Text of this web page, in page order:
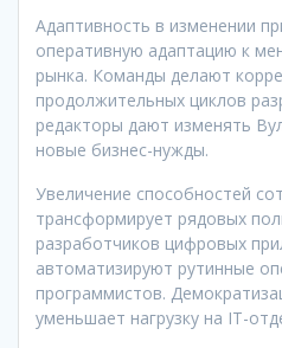
Адаптивность в изменении
оперативную адаптацию к
рынка. Команды делают
продолжительных циклов
редакторы дают изменять
новые бизнес-нужды.
Увеличение способностей
трансформирует рядовых
разработчиков цифровых
автоматизируют рутинные
программистов.
уменьшает нагрузку на IT-